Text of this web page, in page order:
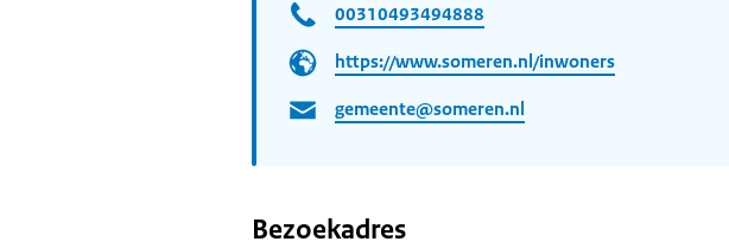
00310493494888
https://www.someren.nl/inwoners
gemeente@someren.nl
Bezoekadres